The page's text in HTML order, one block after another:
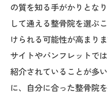
の質を知る手がかりとな
して通える整骨院を選ぶ
けられる可能性が高まり
サイトやパンフレットで
紹介されていることが多
に、自分に合った整骨院